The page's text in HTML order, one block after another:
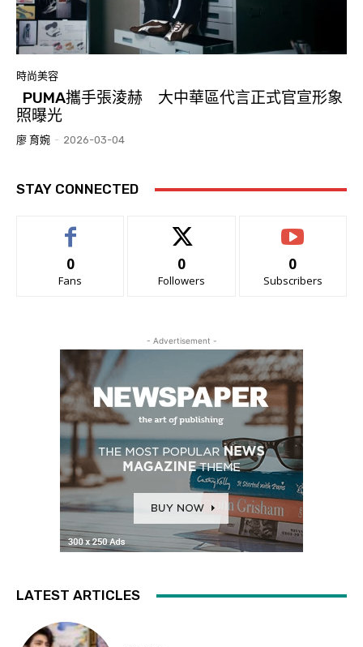
時尚美容
PUMA攜手張淩赫 大中華區代言正式官宣形象
照曝光
廖 育婉 - 2026-03-04
STAY CONNECTED
0
Fans
0
Followers
0
Subscribers
- Advertisement -
LATEST ARTICLES